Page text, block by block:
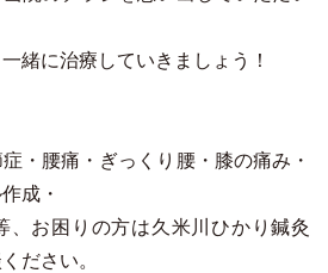
緒に治療していきましょう！
・腰痛・ぎっくり腰・膝の痛み・
成・
、お困りの方は久米川ひかり鍼灸
ださい。